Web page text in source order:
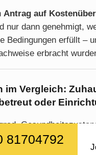
Antrag auf
nur dann genehmigt,
Bedingungen erfüllt –
erbracht
im Vergleich:
oder
kommen
Hier ein Überblick
81704792